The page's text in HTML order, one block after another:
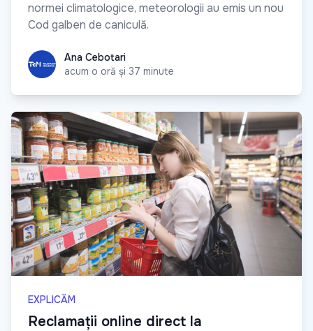
normei climatologice, meteorologii au emis un nou
Cod galben de caniculă.
Ana CebotariAna Cebotari
acum o oră și 37 minute
EXPLICĂM
Reclamații online direct la